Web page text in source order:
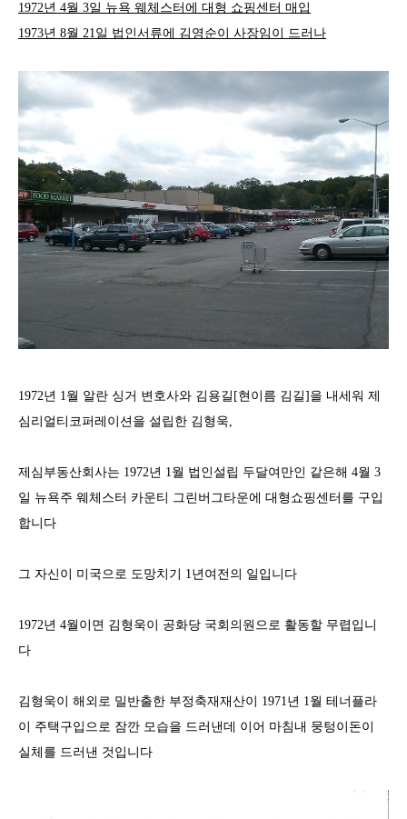
1972년 4월 3일 뉴욕 웨체스터에 대형 쇼핑센터 매입
1973년 8월 21일 법인서류에 김영순이 사장임이 드러나
1972년 1월 알란 싱거 변호사와 김용길[현이름 김길]을 내세워 제
심리얼티코퍼레이션을 설립한 김형욱,
제심부동산회사는 1972년 1월 법인설립 두달여만인 같은해 4월 3
일 뉴욕주 웨체스터 카운티 그린버그타운에 대형쇼핑센터를 구입
합니다
그 자신이 미국으로 도망치기 1년여전의 일입니다
1972년 4월이면 김형욱이 공화당 국회의원으로 활동할 무렵입니
다
김형욱이 해외로 밀반출한 부정축재재산이 1971년 1월 테너플라
이 주택구입으로 잠깐 모습을 드러낸데 이어 마침내 뭉텅이돈이
실체를 드러낸 것입니다